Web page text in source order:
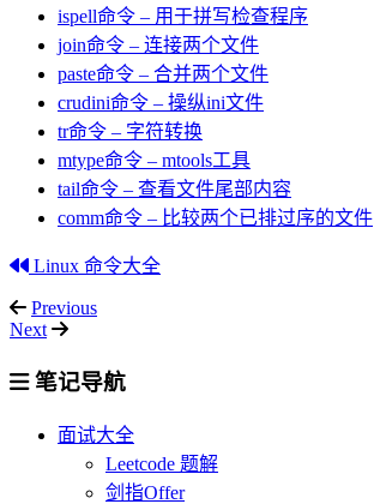
ispell命令 – 用于拼写检查程序
join命令 – 连接两个文件
paste命令 – 合并两个文件
crudini命令 – 操纵ini文件
tr命令 – 字符转换
mtype命令 – mtools工具
tail命令 – 查看文件尾部内容
comm命令 – 比较两个已排过序的文件
Linux 命令大全
Previous
Next
笔记导航
面试大全
Leetcode 题解
剑指Offer